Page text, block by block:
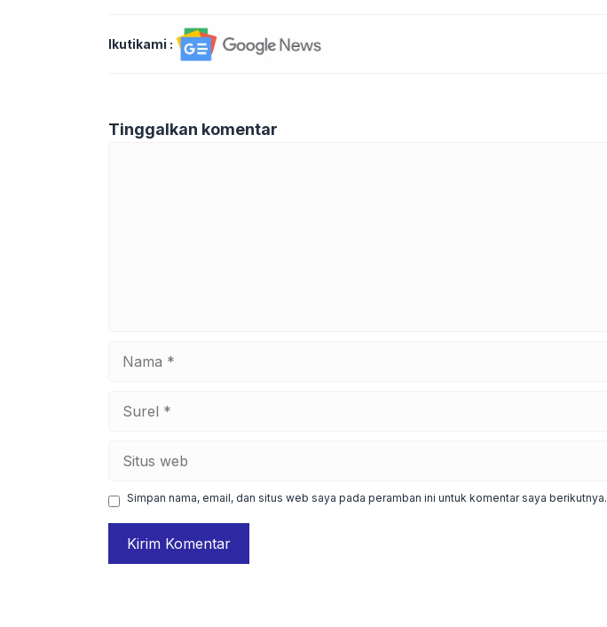
Ikutikami :
Tinggalkan komentar
web
Simpan nama, email, dan situs web saya pada peramban ini untuk komentar saya berikutnya.